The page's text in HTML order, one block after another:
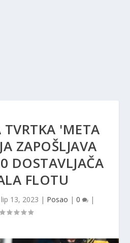
TVRTKA 'META
ZAPOŠLJAVA
DOSTAVLJAČA
FLOTU
lip 13, 2023 | Posao | 0 |